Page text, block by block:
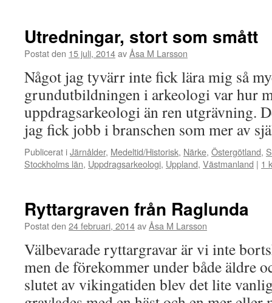
Utredningar, stort som smått
Postat den 15 juli, 2014avÅsa M Larsson
Något jag tyvärr inte fick lära mig så
grundutbildningen i arkeologi var hur
uppdragsarkeologi än ren utgrävning.
jag fick jobb i branschen som mer av
Publicerat iJärnålder, Medeltid/Historisk, Närke, Östergötland,
Stockholms län, Uppdragsarkeologi, Uppland, Västmanland | 1
Ryttargraven från Raglunda
Postat den 24 februari, 2014avÅsa M Larsson
Välbevarade ryttargravar är vi inte
men de förekommer under både äldre
slutet av vikingatiden blev det lite